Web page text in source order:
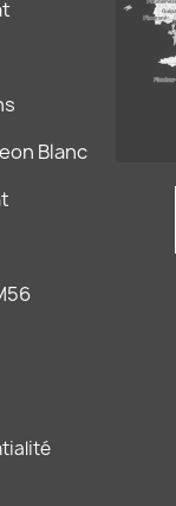
Blanc